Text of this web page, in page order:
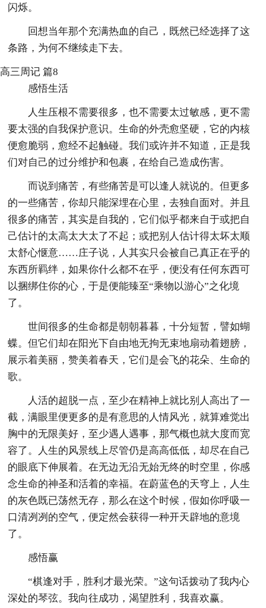
闪烁。
回想当年那个充满热血的自己，既然已经选择了这
条路，为何不继续走下去。
高三周记 篇8
感悟生活
人生压根不需要很多，也不需要太过敏感，更不需
要太强的自我保护意识。生命的外壳愈坚硬，它的内核
便愈脆弱，愈经不起触碰。我们或许并不知道，正是我
们对自己的过分维护和包裹，在给自己造成伤害。
而说到痛苦，有些痛苦是可以逢人就说的。但更多
的一些痛苦，你却只能深埋在心里，去独自面对。并且
很多的痛苦，其实是自我的，它们似乎都来自于或把自
己估计的太高太大太了不起；或把别人估计得太坏太顺
太舒心惬意……庄子说，人其实只会被自己真正在乎的
东西所羁绊，如果你什么都不在乎，便没有任何东西可
以捆绑住你的心，于是便能臻至“乘物以游心”之化境
了。
世间很多的生命都是朝朝暮暮，十分短暂，譬如蝴
蝶。但它们却在阳光下自由地无拘无束地扇动着翅膀，
展示着美丽，赞美着春天，它们是会飞的花朵、生命的
歌。
人活的超脱一点，至少在精神上就比别人高出了一
截，满眼里便更多的是有意思的人情风光，就算难觉出
胸中的无限美好，至少遇人遇事，那气概也就大度而宽
容了。人生的风景线上尽管仍是高高低低，却尽在自己
的眼底下伸展着。在无边无沿无始无终的时空里，你感
念生命的神圣和活着的幸福。在蔚蓝色的天穹上，人生
的灰色既已荡然无存，那么在这个时候，假如你呼吸一
口清冽冽的空气，便定然会获得一种开天辟地的意境
了。
感悟赢
“棋逢对手，胜利才最光荣。”这句话拨动了我内心
深处的琴弦。我向往成功，渴望胜利，我喜欢赢。